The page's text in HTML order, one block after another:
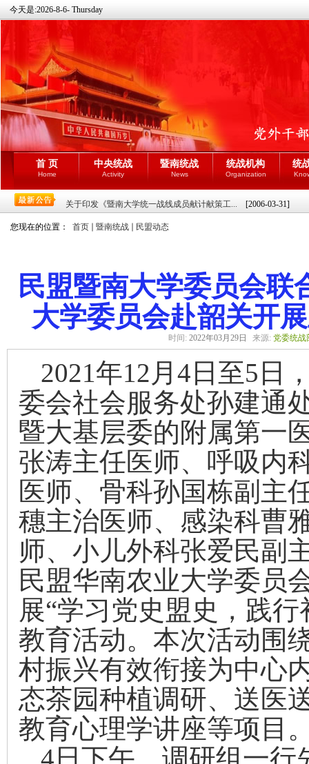
今天是:2026-8-6- Thursday
首 页
Home
中央统战
Activity
暨南统战
News
统战机构
Organization
统
关于印发《暨南大学统一战线成员献计献策工... [2006-03-31]
您现在的位置： 首页 暨南统战 民盟动态
民盟暨南大学委员会联
大学委员会赴韶关开
时间: 2022年03月29日 来源: 党委统战
2021年12 月 4 日至5 日
委会社会服务处孙建通
暨大基层委的附属第一
张涛主任医师、呼吸内
医师、骨科孙国栋副主
穗主治医师、感染科曹
师、小儿外科张爱民副
民盟华南农业大学委员
展“学习党史盟史，践
教育活动。本次活动围
村振兴有效衔接为中心
态茶园种植调研、送医
教育心理学讲座等项目